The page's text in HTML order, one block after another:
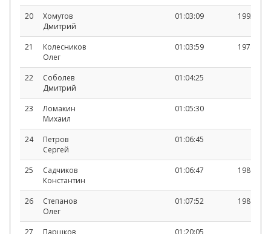
20
Хомутов
Дмитрий
01:03:09 1993
21
Колесников
Олег
01:03:59 1974
22
Соболев
Дмитрий
01:04:25
23
Ломакин
Михаил
01:05:30
24
Петров
Сергей
01:06:45
25
Садчиков
Константин
01:06:47 1980
26
Степанов
Олег
01:07:52 1988
27
Паршков
01:20:05